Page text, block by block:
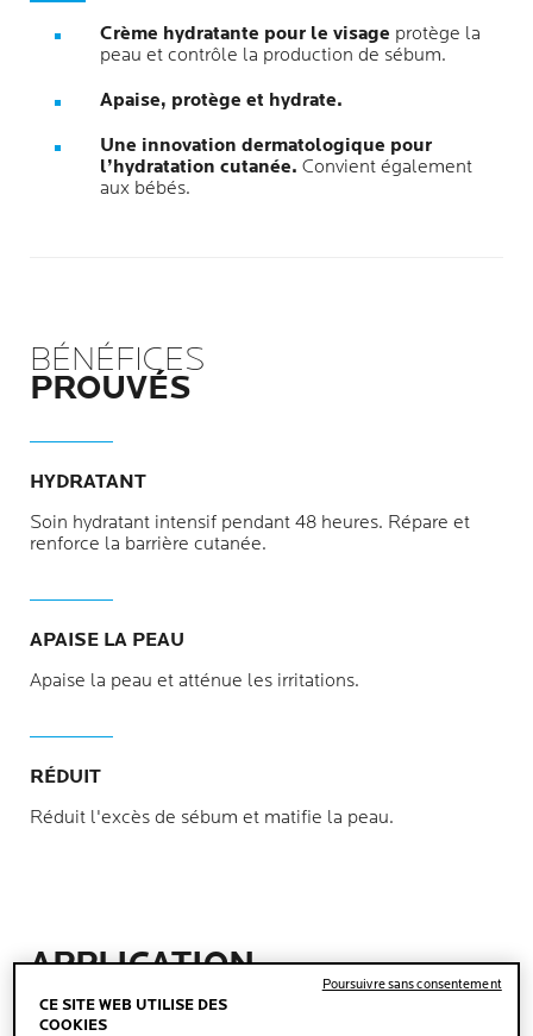
Crème hydratante pour le visage protège la
peau et contrôle la production de sébum.
Apaise, protège et hydrate.
Une innovation dermatologique pour
l’hydratation cutanée. Convient également
aux bébés.
BÉNÉFICES
PROUVÉS
HYDRATANT
Soin hydratant intensif pendant 48 heures. Répare et
renforce la barrière cutanée.
APAISE LA PEAU
Apaise la peau et atténue les irritations.
RÉDUIT
Réduit l'excès de sébum et matifie la peau.
APPLICATION
CE SITE WEB UTILISE DES
COOKIES
Poursuivre sans consentement